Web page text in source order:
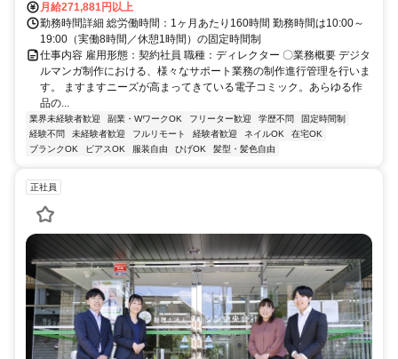
月給271,881円以上
勤務時間詳細 総労働時間：1ヶ月あたり160時間 勤務時間は10:00～
19:00（実働8時間／休憩1時間）の固定時間制
仕事内容 雇用形態：契約社員 職種：ディレクター 〇業務概要 デジタ
ルマンガ制作における、様々なサポート業務の制作進行管理を行いま
す。 ますますニーズが高まってきている電子コミック。あらゆる作
品の...
業界未経験者歓迎 副業・WワークOK フリーター歓迎 学歴不問
固定時間制
経験不問
未経験者歓迎 フルリモート 経験者歓迎 ネイルOK
在宅OK
ブランクOK
ピアスOK 服装自由 ひげOK 髪型・髪色自由
正社員